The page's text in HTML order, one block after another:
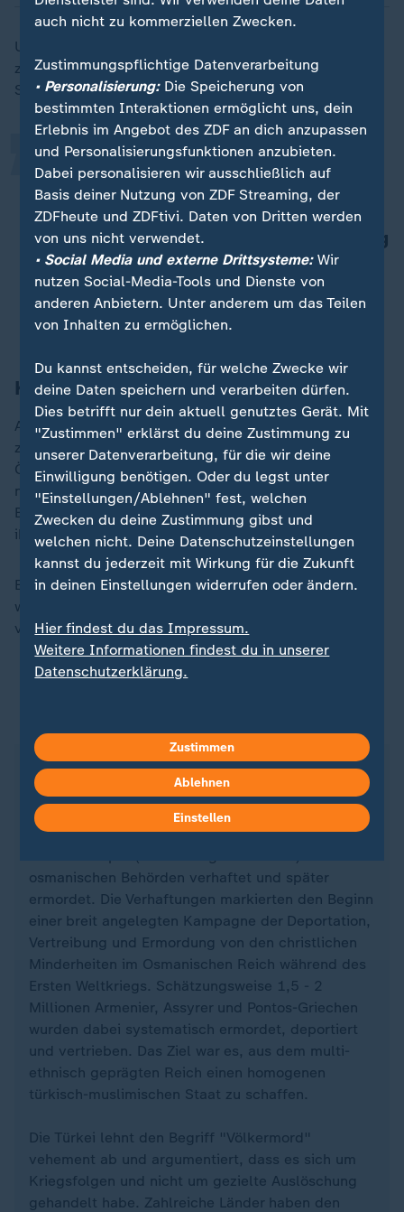
Um seine Familie in Deutschland zu schützen, habe er
zusammen mit seinen beiden Kindern einen Kurs im
Selbstverteidigungssystem Krav Maga gemacht.
Wenn jemand kommt, ein Selfie
möchte, der jetzt offensichtlich
türkische Herkunft ist, dann gehen
meine Kinder automatisch etwas weg
von mir, auch aus
Sicherheitsgründen.
„
Cem Özdemir
Kritik an Sicherheitsbehörden
Auf notwendige Sicherheitsvorkehrungen sei er
zunächst nicht hingewiesen worden, kritisierte
Özdemir. Die Sicherheitsbehörden hätten sich erst
nach einer Intervention des damaligen
Bundestagspräsidenten Norbert Lammert (CDU) bei
ihm gemeldet.
Er denke sich gelegentlich: "Wenn die Bösen wüssten,
wie die Guten bei uns arbeiten, besser so, dass sie
vielleicht nicht alles wissen", sagte er lakonisch.
Der 24. April gilt als Gedenktag für den
Völkermord an den Armeniern. An diesem Tag im
Jahr 1915 wurden Hunderte armenische
Intellektuelle, Führer und Vertreter in
osmanischen Behörden verhaftet und später
ermordet. Die Verhaftungen markierten den Beginn
einer breit angelegten Kampagne der Deportation,
Vertreibung und Ermordung von den christlichen
Minderheiten im Osmanischen Reich während des
Ersten Weltkriegs. Schätzungsweise 1,5 - 2
Millionen Armenier, Assyrer und Pontos-Griechen
wurden dabei systematisch ermordet, deportiert
und vertrieben. Das Ziel war es, aus dem multi-
ethnisch geprägten Reich einen homogenen
türkisch-muslimischen Staat zu schaffen.
Die Türkei lehnt den Begriff "Völkermord"
vehement ab und argumentiert, dass es sich um
Kriegsfolgen und nicht um gezielte Auslöschung
gehandelt habe. Zahlreiche Länder haben den
auch nicht zu kommerziellen Zwecken.
Zustimmungspflichtige Datenverarbeitung
• Personalisierung:Die Speicherung von
bestimmten Interaktionen ermöglicht uns, dein
Erlebnis im Angebot des ZDF an dich anzupassen
und Personalisierungsfunktionen anzubieten.
Dabei personalisieren wir ausschließlich auf
Basis deiner Nutzung von ZDF Streaming, der
ZDFheute und ZDFtivi. Daten von Dritten werden
von uns nicht verwendet.
• Social Media und externe Drittsysteme:Wir
nutzen Social-Media-Tools und Dienste von
anderen Anbietern. Unter anderem um das Teilen
von Inhalten zu ermöglichen.
Du kannst entscheiden, für welche Zwecke wir
deine Daten speichern und verarbeiten dürfen.
Dies betrifft nur dein aktuell genutztes Gerät. Mit
"Zustimmen" erklärst du deine Zustimmung zu
unserer Datenverarbeitung, für die wir deine
Einwilligung benötigen. Oder du legst unter
"Einstellungen/Ablehnen" fest, welchen
Zwecken du deine Zustimmung gibst und
welchen nicht. Deine Datenschutzeinstellungen
kannst du jederzeit mit Wirkung für die Zukunft
in deinen Einstellungen widerrufen oder ändern.
Hier findest du das Impressum.
Weitere Informationen findest du in unserer
Datenschutzerklärung.
Zustimmen
Ablehnen
Einstellen